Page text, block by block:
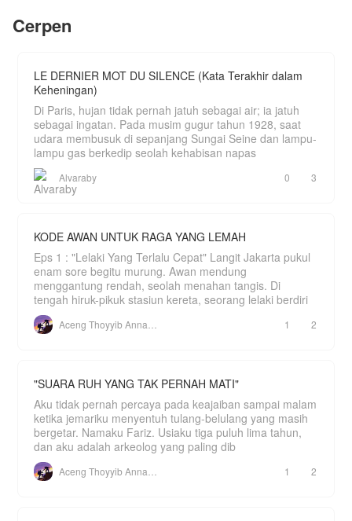
Cerpen
LE DERNIER MOT DU SILENCE (Kata Terakhir dalam
Keheningan)
Di Paris, hujan tidak pernah jatuh sebagai air; ia jatuh
sebagai ingatan. Pada musim gugur tahun 1928, saat
udara membusuk di sepanjang Sungai Seine dan lampu-
lampu gas berkedip seolah kehabisan napas
Alvaraby 0 3
KODE AWAN UNTUK RAGA YANG LEMAH
Eps 1 : "Lelaki Yang Terlalu Cepat" Langit Jakarta pukul
enam sore begitu murung. Awan mendung
menggantung rendah, seolah menahan tangis. Di
tengah hiruk-pikuk stasiun kereta, seorang lelaki berdiri
1 2
"SUARA RUH YANG TAK PERNAH MATI"
Aku tidak pernah percaya pada keajaiban sampai malam
ketika jemariku menyentuh tulang-belulang yang masih
bergetar. Namaku Fariz. Usiaku tiga puluh lima tahun,
dan aku adalah arkeolog yang paling dib
1 2